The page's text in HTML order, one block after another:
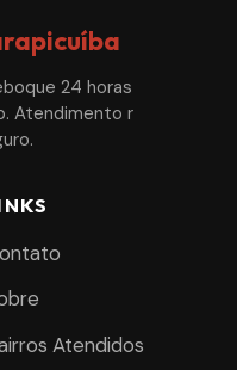
24 horas
Atendimento r
Atendidos